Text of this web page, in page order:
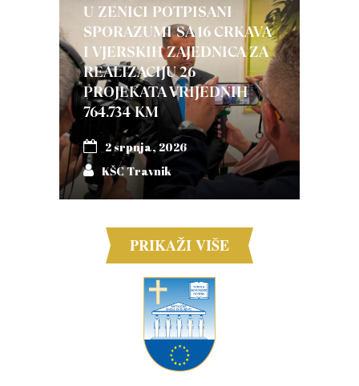
U ZENICI POTPISANI
SPORAZUMI SA 16 CRKAVA
I VJERSKIH ZAJEDNICA ZA
REALIZACIJU 26
PROJEKATA VRIJEDNIH
764.734 KM
2 srpnja, 2026
KŠC Travnik
PRIKAŽI VIŠE